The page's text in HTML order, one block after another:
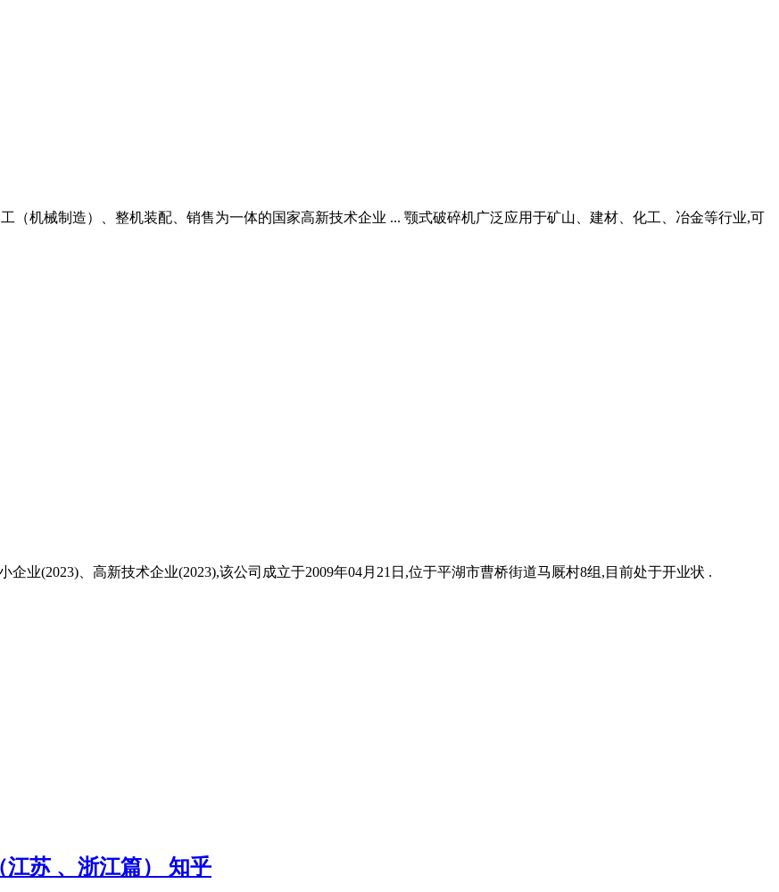
（机械制造）、整机装配、销售为一体的国家高新技术企业 ... 颚式破碎机广泛应用于矿山、建材、化工、冶金等行业,可
业(2023)、高新技术企业(2023),该公司成立于2009年04月21日,位于平湖市曹桥街道马厩村8组,目前处于开业状 .
苏 、浙江篇） 知乎